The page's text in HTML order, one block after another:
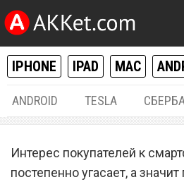
IPHONE IPAD MAC
ANDROID TESLA
Наконец-то:
Интерес покупателей к
постепенно угасает, а